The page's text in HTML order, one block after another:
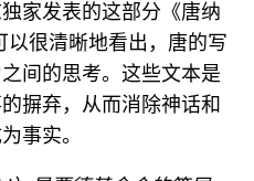
家发表的这部分《唐纳
以很清晰地看出，唐的写
间的思考。这些文本是
摒弃，从而消除神话和
事实。